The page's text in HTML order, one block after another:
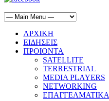
ΑΡΧΙΚΗ
ΕΙΔΗΣΕΙΣ
ΠΡΟΙΟΝΤΑ
SATELLITE
TERRESTRIAL
MEDIA PLAYERS
NETWORKING
ΕΠΑΓΓΕΛΜΑΤΙΚΑ